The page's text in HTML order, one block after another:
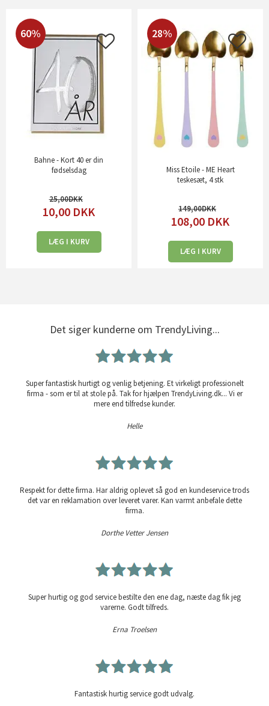
60%
Bahne - Kort 40 er din
fødselsdag
25,00
10,00 DKK
LÆG I KURV
28%
Miss Etoile - ME Heart
teskesæt, 4 stk
149,00
108,00 DKK
LÆG I KURV
Det siger kunderne om TrendyLiving...
Super fantastisk hurtigt og venlig betjening. Et virkeligt professionelt
firma - som er til at stole på. Tak for hjælpen TrendyLiving.dk... Vi er
mere end tilfredse kunder.
Helle
Respekt for dette firma. Har aldrig oplevet så god en kundeservice trods
det var en reklamation over leveret varer. Kan varmt anbefale dette
firma.
Dorthe Vetter Jensen
Super hurtig og god service bestilte den ene dag, næste dag fik jeg
varerne. Godt tilfreds.
Erna Troelsen
Fantastisk hurtig service godt udvalg.